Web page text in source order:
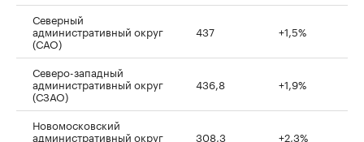
Северный
административный округ
(САО)
437 +1,5%
Северо-западный
административный округ
(СЗАО)
436,8 +1,9%
Новомосковский
административный округ 308,3 +2,3%